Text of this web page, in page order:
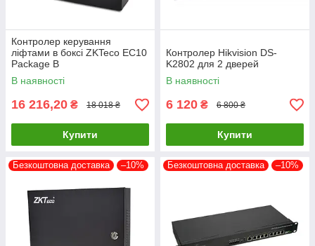
Контролер керування
ліфтами в боксі ZKTeco EC10
Package B
В наявності
16 216,20 ₴ 18 018 ₴
Купити
Контролер Hikvision DS-
K2802 для 2 дверей
В наявності
6 120 ₴ 6 800 ₴
Купити
Безкоштовна доставка –10% Безкоштовна доставка –10%